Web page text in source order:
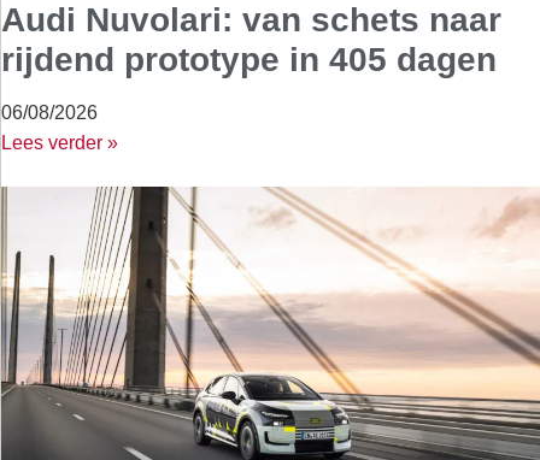
Audi Nuvolari: van schets naar
rijdend prototype in 405 dagen
06/08/2026
Lees verder »